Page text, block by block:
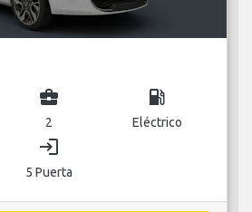
business_center
2
local_gas_station
Eléctrico
login
5 Puerta